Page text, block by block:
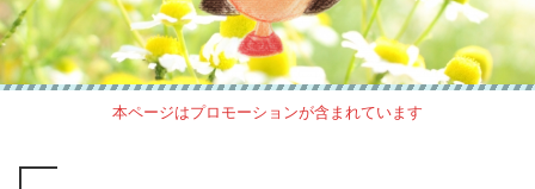
本ページはプロモーションが含まれています